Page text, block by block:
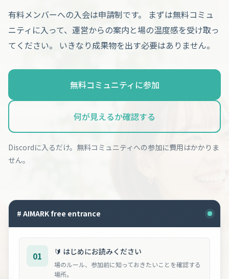
有料メンバーへの入会は申請制です。 まずは無料コミュ
ニティに入って、運営からの案内と場の温度感を受け取っ
てください。 いきなり成果物を出す必要はありません。
無料コミュニティに参加
何が見えるか確認する
Discordに入るだけ。無料コミュニティへの参加に費用はかかりま
せん。
# AIMARK free entrance
01 🔰 はじめにお読みください
場のルール、参加前に知っておきたいことを確認する
場所。